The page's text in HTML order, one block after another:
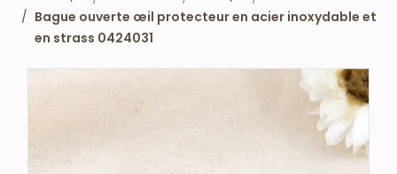
Bague ouverte œil protecteur en acier inoxydable et
en strass 0424031